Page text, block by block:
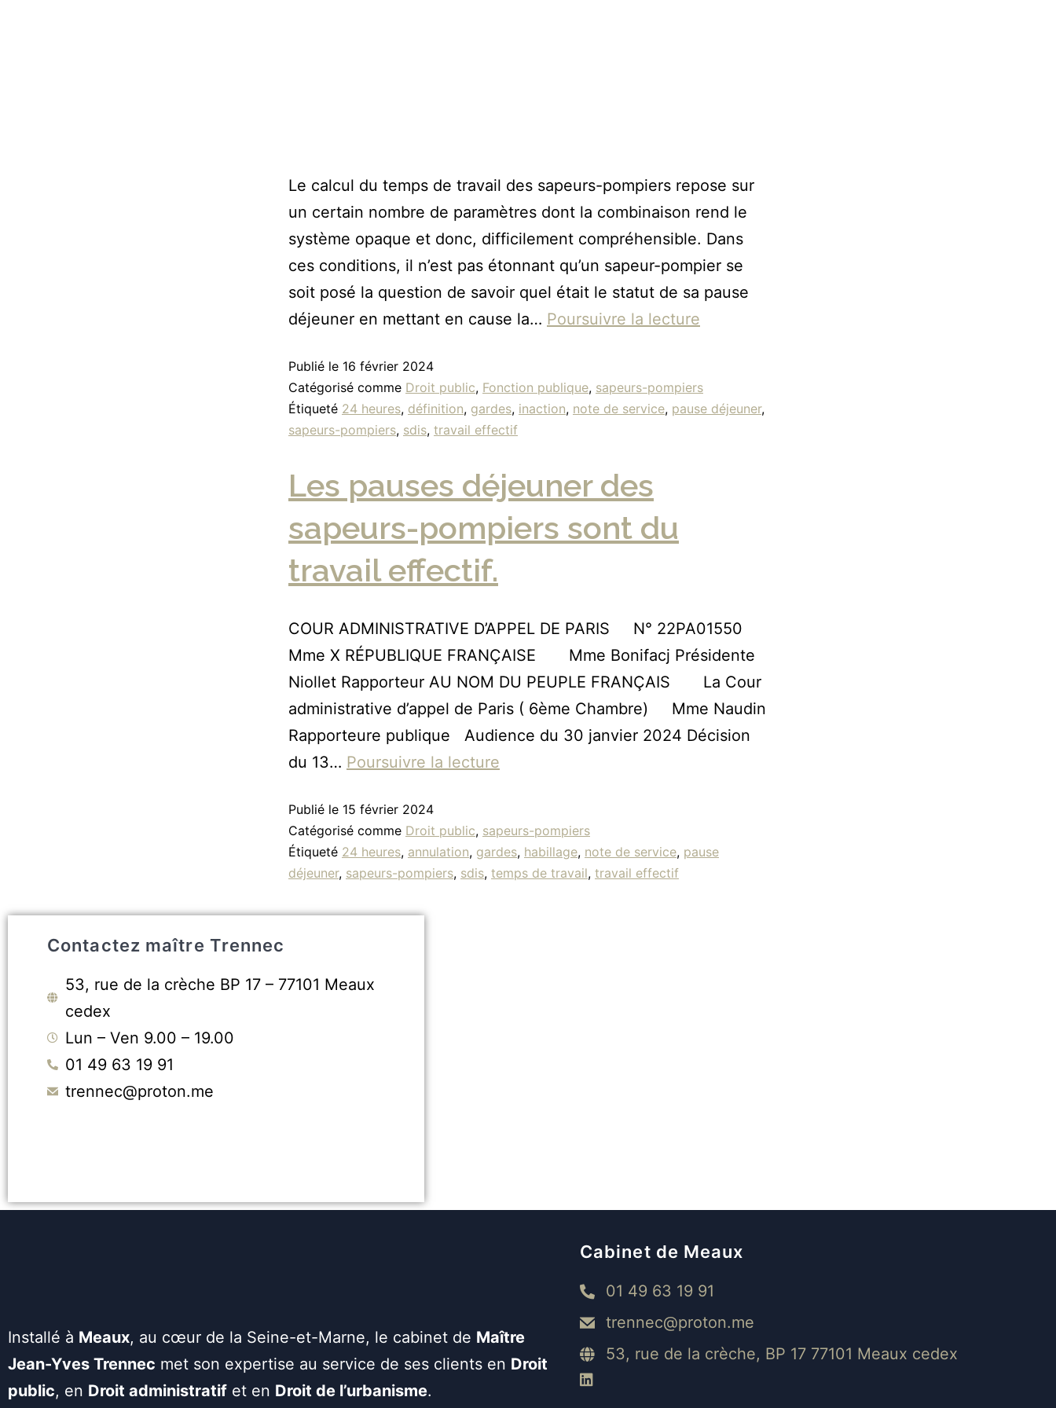
Le calcul du temps de travail des sapeurs-pompiers repose sur
un certain nombre de paramètres dont la combinaison rend le
système opaque et donc, difficilement compréhensible. Dans
ces conditions, il n’est pas étonnant qu’un sapeur-pompier se
soit posé la question de savoir quel était le statut de sa pause
déjeuner en mettant en cause la… Poursuivre la lecture
Publié le 16 février 2024
Catégorisé comme Droit public, Fonction publique, sapeurs-pompiers
Étiqueté 24 heures, définition, gardes, inaction, note de service, pause déjeuner,
sapeurs-pompiers, sdis, travail effectif
Les pauses déjeuner des
sapeurs-pompiers sont du
travail effectif.
COUR ADMINISTRATIVE D’APPEL DE PARIS N° 22PA01550
Mme X RÉPUBLIQUE FRANÇAISE Mme Bonifacj Présidente
Niollet Rapporteur AU NOM DU PEUPLE FRANÇAIS La Cour
administrative d’appel de Paris ( 6ème Chambre) Mme Naudin
Rapporteure publique Audience du 30 janvier 2024 Décision
du 13… Poursuivre la lecture
Publié le 15 février 2024
Catégorisé comme Droit public, sapeurs-pompiers
Étiqueté 24 heures, annulation, gardes, habillage, note de service, pause
déjeuner, sapeurs-pompiers, sdis, temps de travail, travail effectif
Contactez maître Trennec
53, rue de la crèche BP 17 – 77101 Meaux
cedex
Lun – Ven 9.00 – 19.00
01 49 63 19 91
trennec@proton.me
Installé à Meaux, au cœur de la Seine-et-Marne, le cabinet de Maître
Jean-Yves Trennec met son expertise au service de ses clients en Droit
public, en Droit administratif et en Droit de l’urbanisme.
Cabinet de Meaux
01 49 63 19 91
trennec@proton.me
53, rue de la crèche, BP 17 77101 Meaux cedex